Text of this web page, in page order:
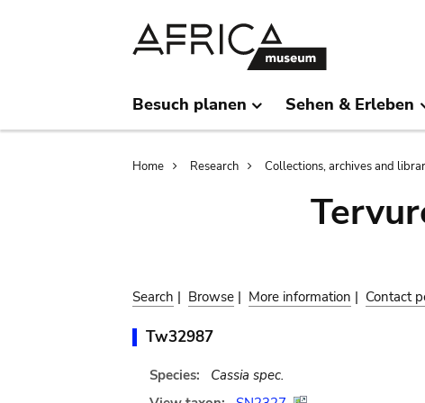
Besuch planen Sehen & Erleben
Breadcrumb
Home Research Collections, archives and
Search | Browse | More information | Contact
Tw32987
Species:
Cassia spec.